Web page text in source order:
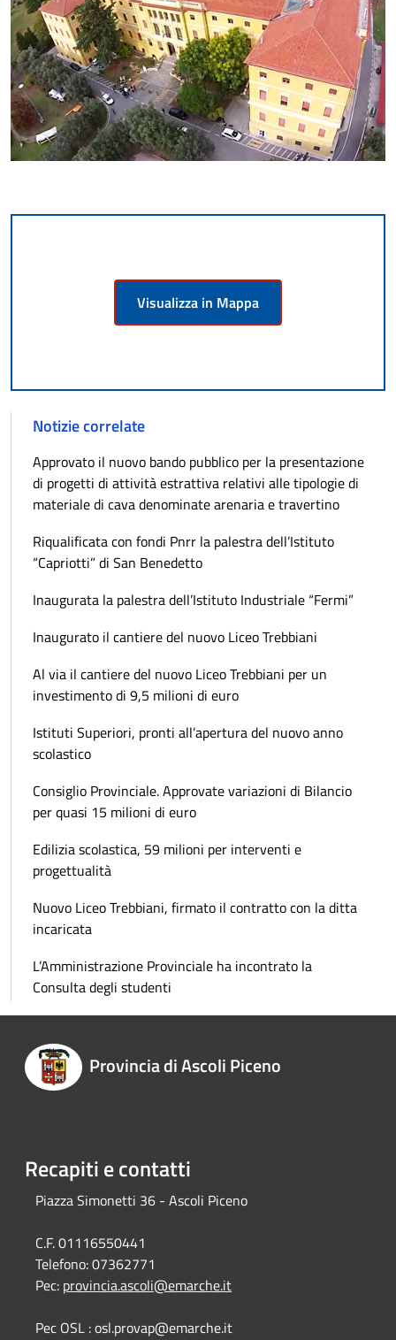
Visualizza in Mappa
Notizie correlate
Approvato il nuovo bando pubblico per la presentazione
di progetti di attività estrattiva relativi alle tipologie di
materiale di cava denominate arenaria e travertino
Riqualificata con fondi Pnrr la palestra dell’Istituto
“Capriotti” di San Benedetto
Inaugurata la palestra dell’Istituto Industriale “Fermi”
Inaugurato il cantiere del nuovo Liceo Trebbiani
Al via il cantiere del nuovo Liceo Trebbiani per un
investimento di 9,5 milioni di euro
Istituti Superiori, pronti all’apertura del nuovo anno
scolastico
Consiglio Provinciale. Approvate variazioni di Bilancio
per quasi 15 milioni di euro
Edilizia scolastica, 59 milioni per interventi e
progettualità
Nuovo Liceo Trebbiani, firmato il contratto con la ditta
incaricata
L’Amministrazione Provinciale ha incontrato la
Consulta degli studenti
Provincia di Ascoli Piceno
Recapiti e contatti
Piazza Simonetti 36 - Ascoli Piceno
C.F. 01116550441
Telefono:07362771
Pec: provincia.ascoli@emarche.it
Pec OSL : osl.provap@emarche.it